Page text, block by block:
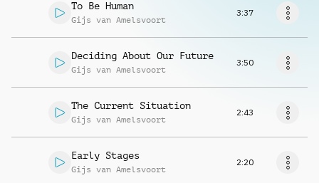
To Be Human
Gijs van Amelsvoort
3:37
Deciding About Our Future
Gijs van Amelsvoort
3:50
The Current Situation
Gijs van Amelsvoort
2:43
Early Stages
Gijs van Amelsvoort
2:20